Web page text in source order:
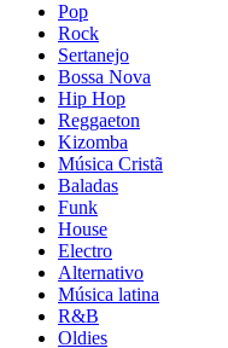
Pop
Rock
Sertanejo
Bossa Nova
Hip Hop
Reggaeton
Kizomba
Música Cristã
Baladas
Funk
House
Electro
Alternativo
Música latina
R&B
Oldies